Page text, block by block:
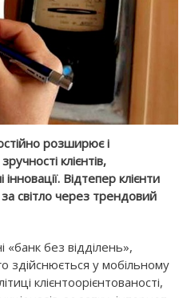
розширює і
клієнтів,
Відтепер клієнти
світло через трендовий
«банк без відділень»,
здійснюється у мобільному
клієнтоорієнтованості,